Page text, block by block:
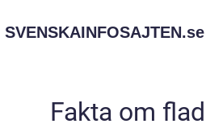
SVENSKAINFOSAJTEN.se
Fakta om